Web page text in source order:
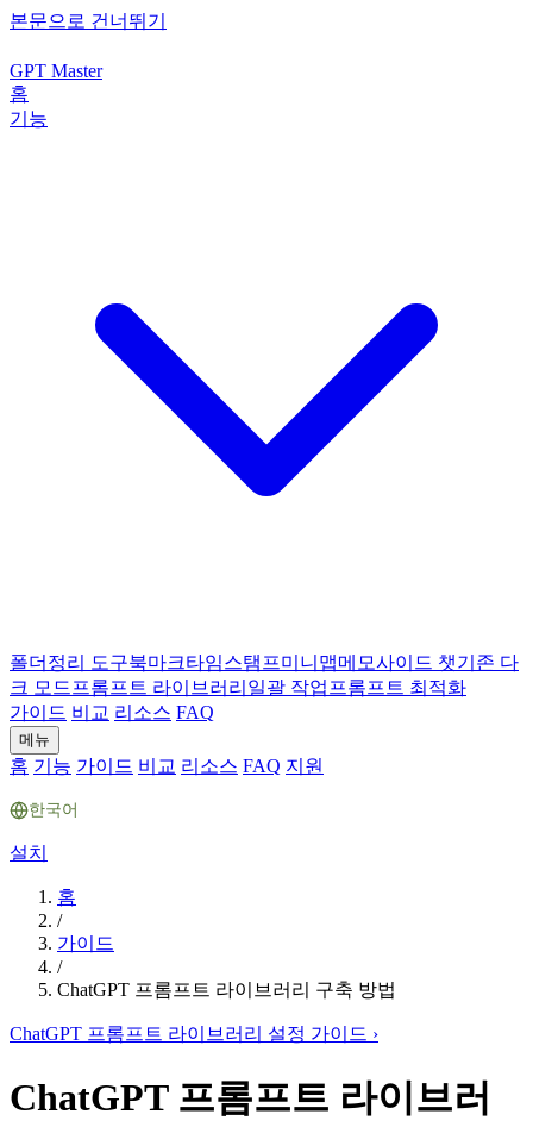
본문으로 건너뛰기
GPT Master
홈
기능
폴더 정리 도구북마크타임스탬프미니맵메모사이드 챗기존 다
크 모드 프롬프트 라이브러리 일괄 작업 프롬프트 최적화
가이드 비교 리소스 FAQ
메뉴
홈 기능 가이드 비교 리소스 FAQ 지원
한국어
설치
홈
/
가이드
/
ChatGPT 프롬프트 라이브러리 구축 방법
ChatGPT 프롬프트 라이브러리 설정 가이드 ›
ChatGPT 프롬프트 라이브러